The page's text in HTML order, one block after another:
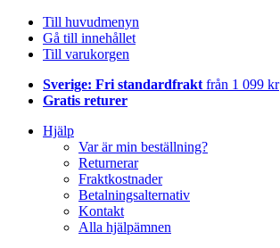
Till huvudmenyn
Gå till innehållet
Till varukorgen
Sverige: Fri standardfrakt från 1 099 kr
Gratis returer
Hjälp
Var är min beställning?
Returnerar
Fraktkostnader
Betalningsalternativ
Kontakt
Alla hjälpämnen